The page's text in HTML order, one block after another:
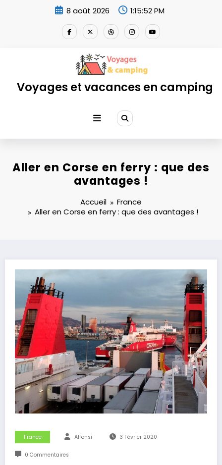
8 août 2026 1:15:53 PM
Voyages et vacances en camping
Aller en Corse en ferry : que des
avantages !
Accueil
France
Aller en Corse en ferry : que des avantages !
France Alfonsi 3 Février 2020
0 Commentaires